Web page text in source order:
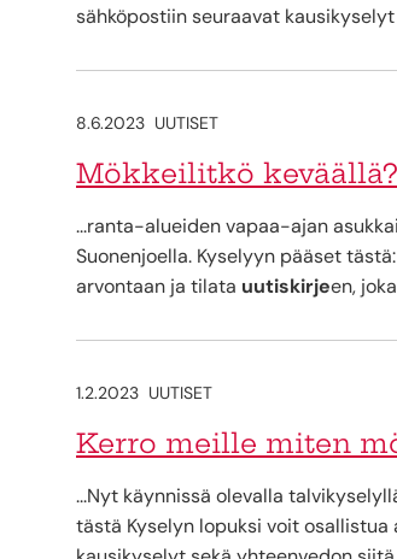
sähköpostiin seuraavat
8.6.2023 UUTISET
Mökkeilitkö
...ranta-alueiden vapaa-ajan
Suonenjoella. Kyselyyn pääset
arvontaan ja tilata uutiskirjeen,
1.2.2023 UUTISET
Kerro meille miten
...Nyt käynnissä olevalla
tästä Kyselyn lopuksi voit osallistua